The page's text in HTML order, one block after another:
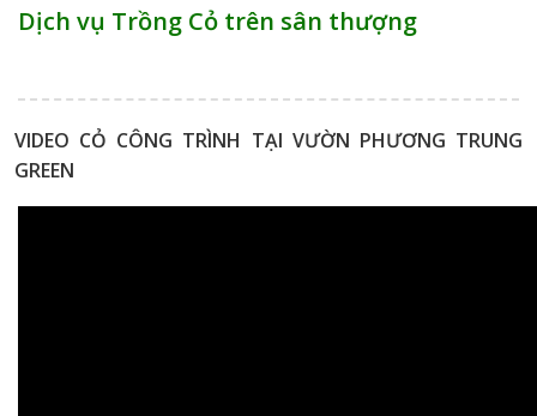
Dịch vụ Trồng Cỏ trên sân thượng
VIDEO CỎ CÔNG TRÌNH TẠI VƯỜN PHƯƠNG TRUNG
GREEN